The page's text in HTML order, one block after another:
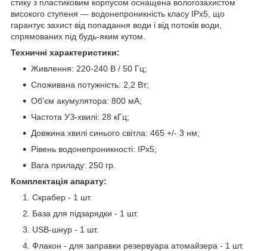
стику з пластиковим корпусом оснащена вологозахистом
високого ступеня — водонепроникність класу IPx5, що
гарантує захист від попадання води і від потоків води,
спрямованих під будь-яким кутом.
Техничні характеристики:
Живлення: 220-240 В / 50 Гц;
Споживана потужність: 2,2 Вт;
Об'єм акумулятора: 800 мА;
Частота УЗ-хвилі: 28 кГц;
Довжина хвилі синього світла: 465 +/- 3 нм;
Рівень водонепроникності: IPx5;
Вага приладу: 250 гр.
Комплектація апарату:
Скрабер - 1 шт.
База для підзарядки - 1 шт.
USB-шнур - 1 шт.
Флакон - для заправки резервуара атомайзера - 1 шт.